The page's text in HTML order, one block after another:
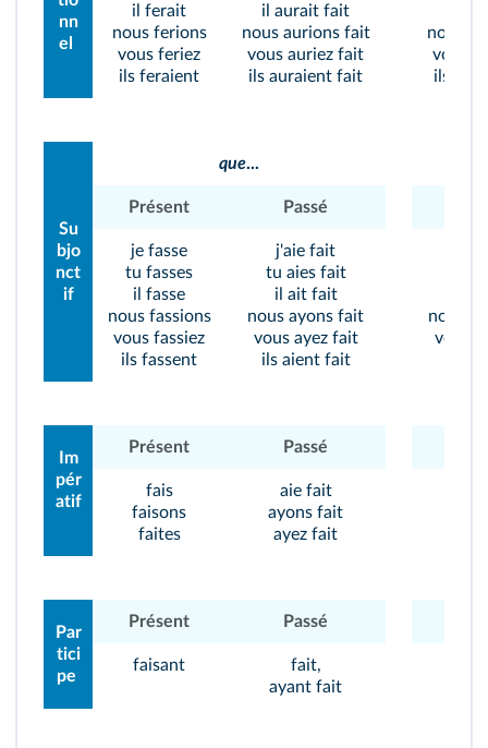
nn
el
il ferait
nous ferions
vous feriez
ils feraient
il aurait fait
nous aurions fait
vous auriez fait
ils auraient fait
nous
vous
ils
Su
bjo
nct
if
que...
Présent Passé
je fasse
tu fasses
il fasse
nous fassions
vous fassiez
ils fassent
j'aie fait
tu aies fait
il ait fait
nous ayons fait
vous ayez fait
ils aient fait
nous
vous
Im
pér
atif
Présent Passé
fais
faisons
faites
aie fait
ayons fait
ayez fait
Par
tici
pe
Présent Passé
faisant
fait,
ayant fait